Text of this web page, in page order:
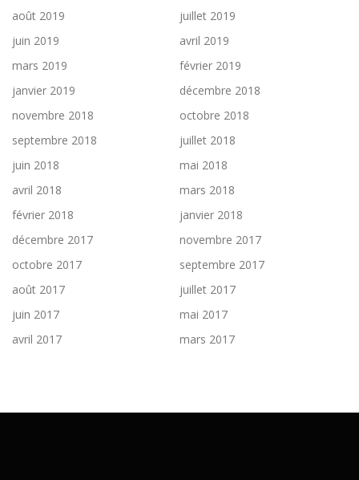
août 2019
juillet 2019
juin 2019
avril 2019
mars 2019
février 2019
janvier 2019
décembre 2018
novembre 2018
octobre 2018
septembre 2018
juillet 2018
juin 2018
mai 2018
avril 2018
mars 2018
février 2018
janvier 2018
décembre 2017
novembre 2017
octobre 2017
septembre 2017
août 2017
juillet 2017
juin 2017
mai 2017
avril 2017
mars 2017